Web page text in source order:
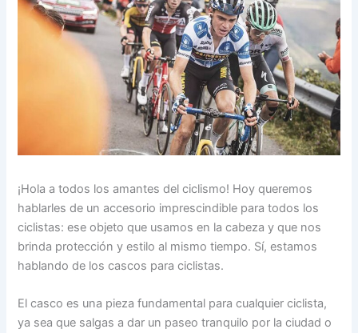
¡Hola a todos los amantes del ciclismo! Hoy queremos
hablarles de un accesorio imprescindible para todos los
ciclistas: ese objeto que usamos en la cabeza y que nos
brinda protección y estilo al mismo tiempo. Sí, estamos
hablando de los cascos para ciclistas.
El casco es una pieza fundamental para cualquier ciclista,
ya sea que salgas a dar un paseo tranquilo por la ciudad o